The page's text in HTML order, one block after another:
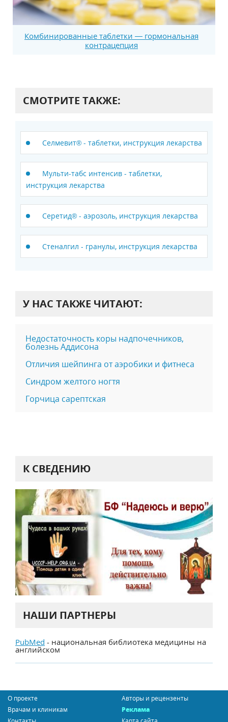
Комбинированные таблетки — гормональная
контрацепция
СМОТРИТЕ ТАКЖЕ:
Селмевит® - таблетки, инструкция лекарства
Мульти-табс интенсив - таблетки,
инструкция лекарства
Серетид® - аэрозоль, инструкция лекарства
Стеналгил - гранулы, инструкция лекарства
У НАС ТАКЖЕ ЧИТАЮТ:
Недостаточность коры надпочечников,
болезнь Аддисона
Отличия шейпинга от аэробики и фитнеса
Синдром желтого ногтя
Горчица сарептская
К СВЕДЕНИЮ
НАШИ ПАРТНЕРЫ
PubMed - национальная библиотека медицины на
английском
О проекте
Авторы и рецензенты
Врачам и клиникам
Реклама